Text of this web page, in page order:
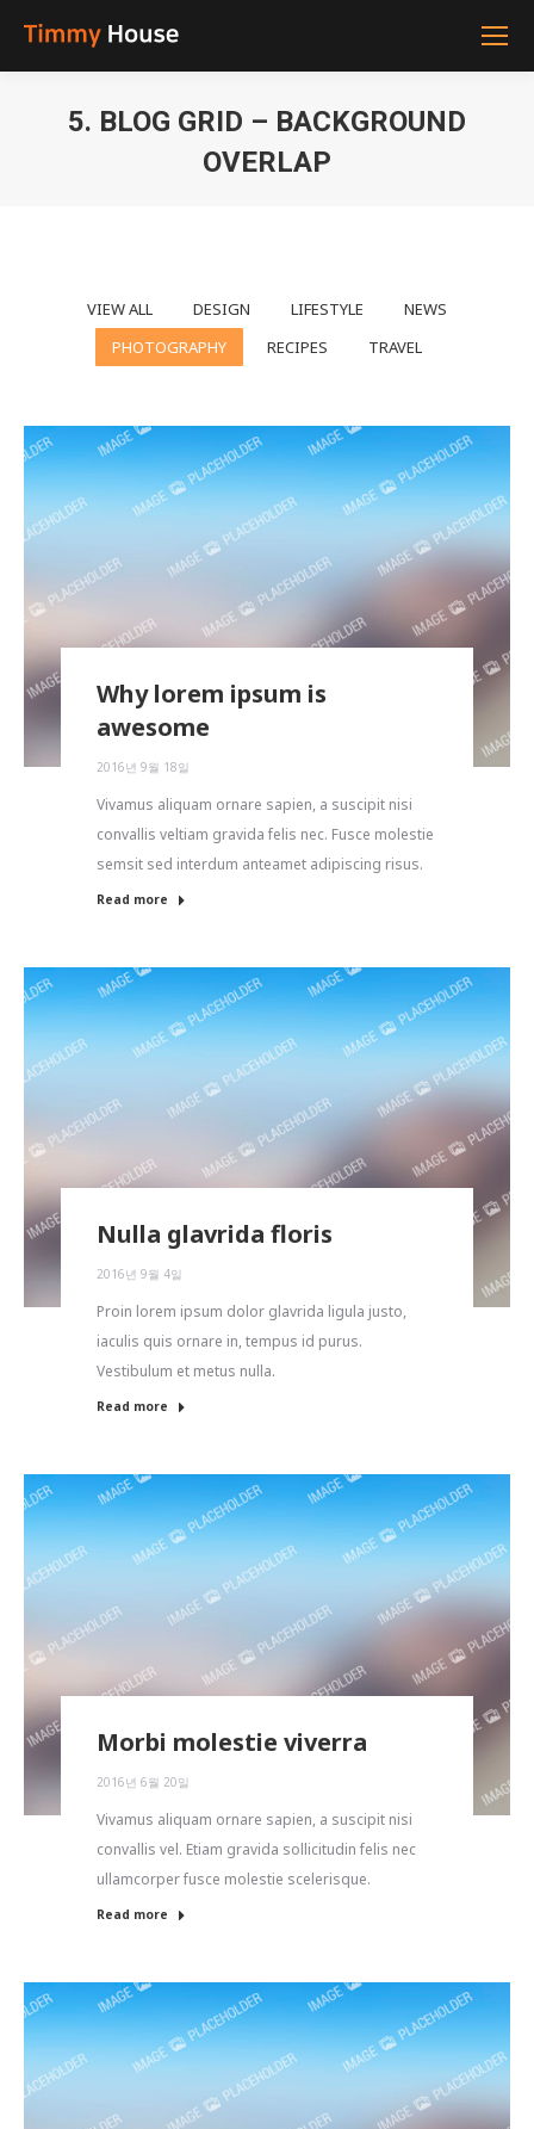
5. BLOG GRID – BACKGROUND
OVERLAP
VIEW ALL DESIGN LIFESTYLE
NEWS
PHOTOGRAPHY
RECIPES TRAVEL
Why lorem ipsum is
awesome
2016년 9월 18일
Vivamus aliquam ornare sapien, a suscipit nisi
convallis veltiam gravida felis nec. Fusce molestie
semsit sed interdum anteamet adipiscing risus.
Read more
Nulla glavrida floris
2016년 9월 4일
Proin lorem ipsum dolor glavrida ligula justo,
iaculis quis ornare in, tempus id purus.
Vestibulum et metus nulla.
Read more
Morbi molestie viverra
2016년 6월 20일
Vivamus aliquam ornare sapien, a suscipit nisi
convallis vel. Etiam gravida sollicitudin felis nec
ullamcorper fusce molestie scelerisque.
Read more